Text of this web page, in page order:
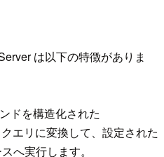
は以下の特徴がありま
ドを構造化された
エリに変換して、設定された
へ実行します。